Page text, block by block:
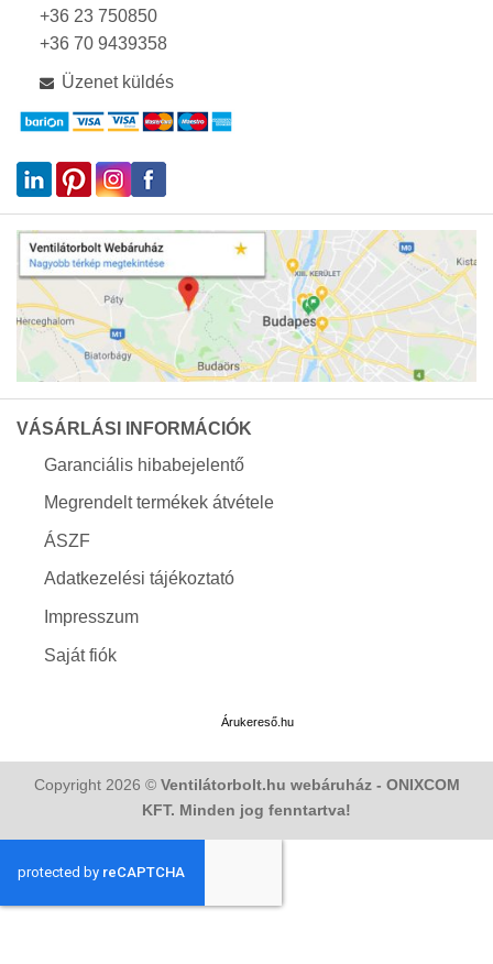
+36 23 750850
+36 70 9439358
Üzenet küldés
VÁSÁRLÁSI INFORMÁCIÓK
Garanciális hibabejelentő
Megrendelt termékek átvétele
ÁSZF
Adatkezelési tájékoztató
Impresszum
Saját fiók
Árukereső.hu
Copyright 2026 © Ventilátorbolt.hu webáruház - ONIXCOM
KFT. Minden jog fenntartva!